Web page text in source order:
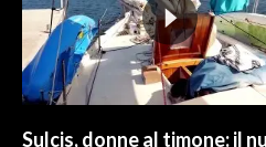
ANNUNCI
NECROLOGI
PUBBLICITÀ
Sulcis, donne al timone: il